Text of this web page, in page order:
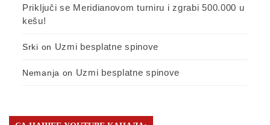
Priključi se Meridianovom turniru i zgrabi 500.000 u
kešu!
Srki on Uzmi besplatne spinove
Nemanja on Uzmi besplatne spinove